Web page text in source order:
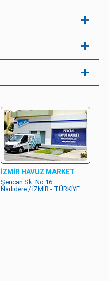
İZMİR HAVUZ MARKET
Şencan Sk. No:16
Narlıdere / İZMİR - TÜRKİYE